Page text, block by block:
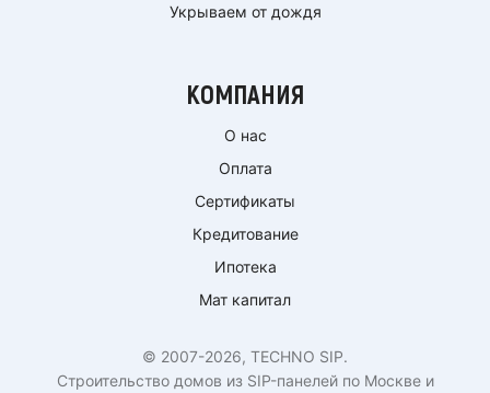
Укрываем от дождя
КОМПАНИЯ
О нас
Оплата
Сертификаты
Кредитование
Ипотека
Мат капитал
© 2007-2026, TECHNO SIP.
Строительство домов из SIP-панелей по Москве и